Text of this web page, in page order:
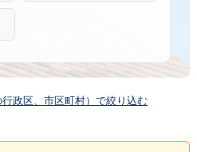
政区、市区町村）で絞り込む